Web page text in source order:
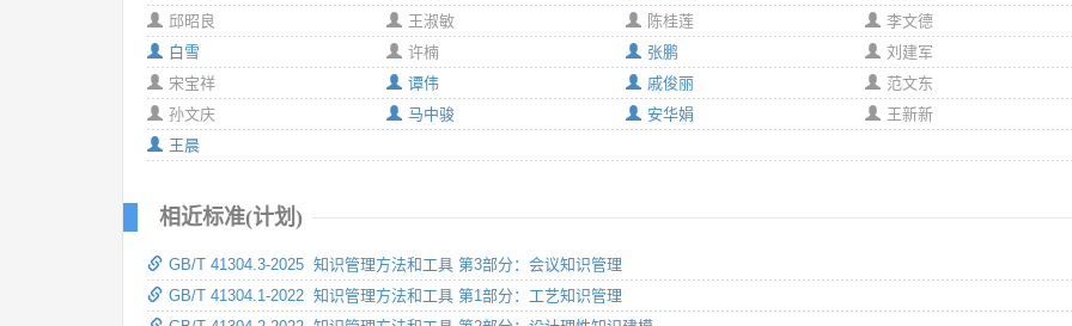
邱昭良
王淑敏
白雪
许楠
宋宝祥
谭伟
孙文庆
马中骏
王晨
陈桂莲
李文德
张鹏
刘建军
戚俊丽
范文东
安华娟
王新新
相近标准(计划)
GB/T 41304.3-2025 知识管理方法和工具 第3部分：会议知识管理
GB/T 41304.1-2022 知识管理方法和工具 第1部分：工艺知识管理